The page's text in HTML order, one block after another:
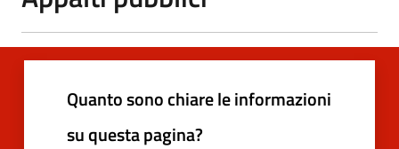
Quanto sono chiare le informazioni
su questa pagina?